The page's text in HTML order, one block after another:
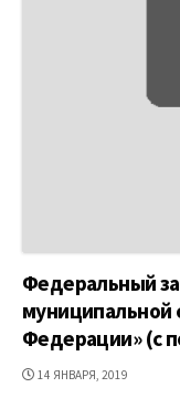
Федеральный
муниципальной
Федерации» (с
ДАТА
14 ЯНВАРЯ, 2019